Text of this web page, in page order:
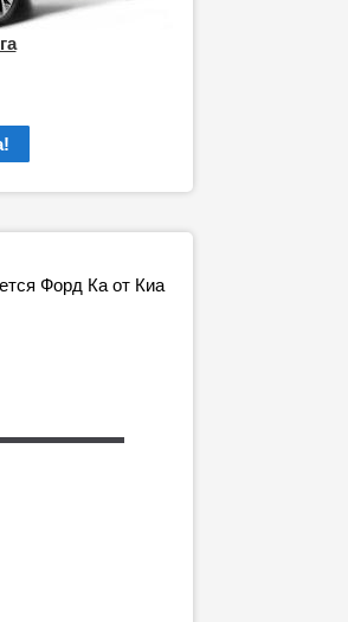
Форд Ка от Киа